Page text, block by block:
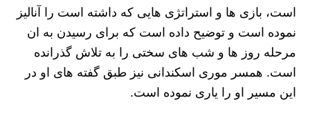
است، بازی ها و استراتژی هایی که داشته است را آنالیز
نموده است و توضیح داده است که برای رسیدن به ان
مرحله روز ها و شب های سختی را به تلاش گذرانده
است. همسر موری اسکندانی نیز طبق گفته های او در
این مسیر او را یاری نموده است.